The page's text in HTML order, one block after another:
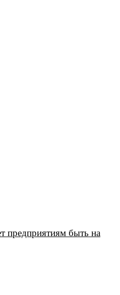
предприятиям быть на